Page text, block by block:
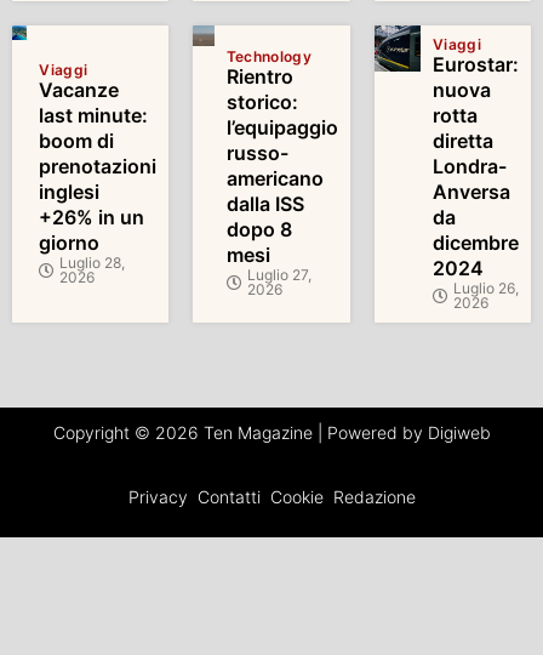
Viaggi
Vacanze
last minute:
boom di
prenotazioni
inglesi
+26% in un
giorno
Luglio 28,
2026
Technology
Rientro
storico:
l’equipaggio
russo-
americano
dalla ISS
dopo 8
mesi
Luglio 27,
2026
Viaggi
Eurostar:
nuova
rotta
diretta
Londra-
Anversa
da
dicembre
2024
Luglio 26,
2026
Copyright © 2026 Ten Magazine | Powered by Digiweb
Privacy Contatti Cookie Redazione